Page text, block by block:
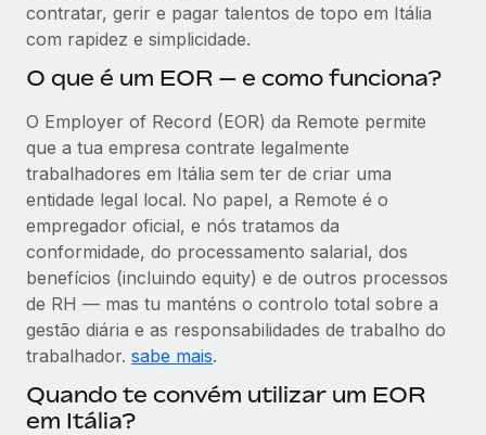
contratar, gerir e pagar talentos de topo em Itália
com rapidez e simplicidade.
O que é um EOR — e como funciona?
O Employer of Record (EOR) da Remote permite
que a tua empresa contrate legalmente
trabalhadores em Itália sem ter de criar uma
entidade legal local. No papel, a Remote é o
empregador oficial, e nós tratamos da
conformidade, do processamento salarial, dos
benefícios (incluindo equity) e de outros processos
de RH — mas tu manténs o controlo total sobre a
gestão diária e as responsabilidades de trabalho do
trabalhador. sabe mais.
Quando te convém utilizar um EOR
em Itália?